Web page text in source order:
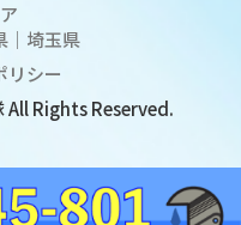
｜ 埼玉県
リシー
Rights Reserved.